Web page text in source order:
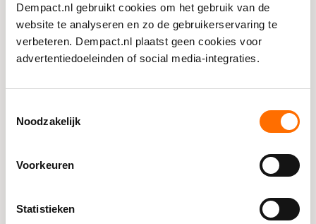
Dempact.nl gebruikt cookies om het gebruik van de
website te analyseren en zo de gebruikerservaring te
verbeteren. Dempact.nl plaatst geen cookies voor
advertentiedoeleinden of social media-integraties.
Noodzakelijk
Voorkeuren
Statistieken
maken voor de praktijk? Neem
contact op met DEMPACT.
Hoe wil je ons bereiken? Maak een keuze:*